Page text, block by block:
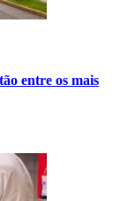
entre os mais